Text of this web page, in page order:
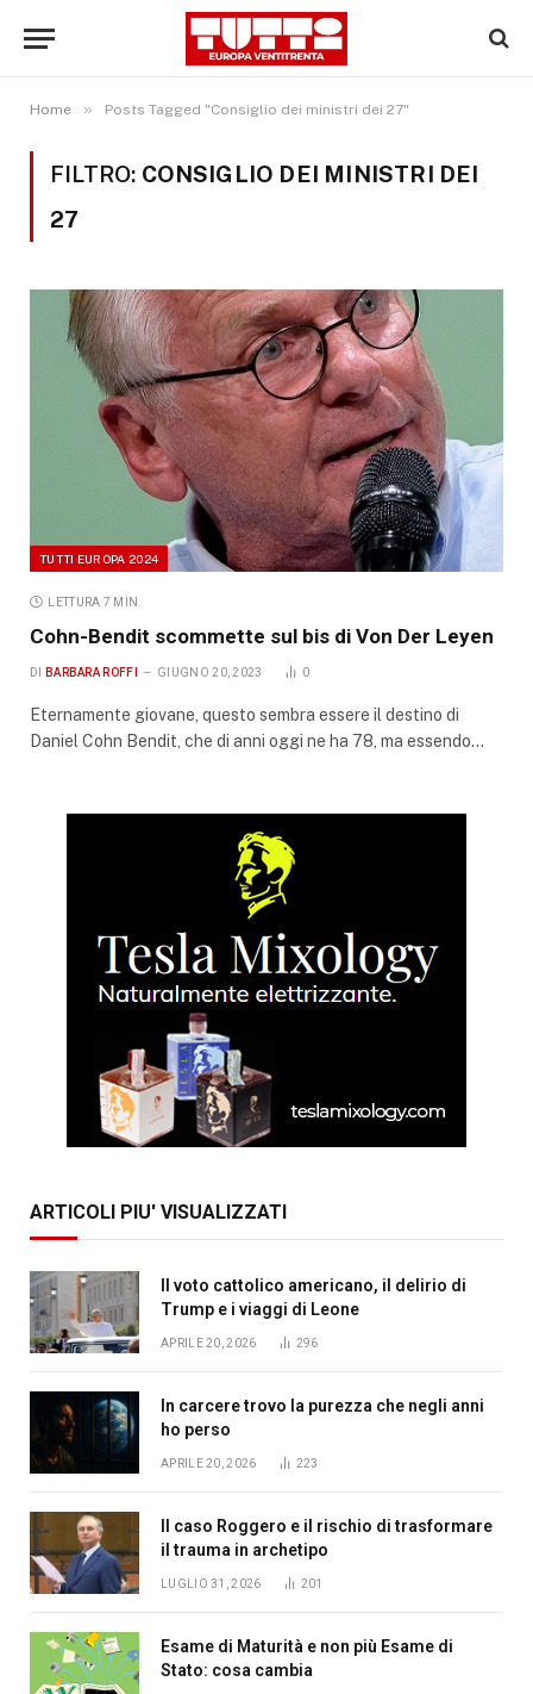
Home » Posts Tagged "Consiglio dei ministri dei 27"
FILTRO: CONSIGLIO DEI MINISTRI DEI
27
TUTTI EUROPA 2024
LETTURA 7 MIN.
Cohn-Bendit scommette sul bis di Von Der Leyen
DI BARBARA ROFFI GIUGNO 20, 2023 0
Eternamente giovane, questo sembra essere il destino di
Daniel Cohn Bendit, che di anni oggi ne ha 78, ma essendo…
ARTICOLI PIU' VISUALIZZATI
Il voto cattolico americano, il delirio di
Trump e i viaggi di Leone
APRILE 20, 2026 296
In carcere trovo la purezza che negli anni
ho perso
APRILE 20, 2026 223
Il caso Roggero e il rischio di trasformare
il trauma in archetipo
LUGLIO 31, 2026 201
Esame di Maturità e non più Esame di
Stato: cosa cambia